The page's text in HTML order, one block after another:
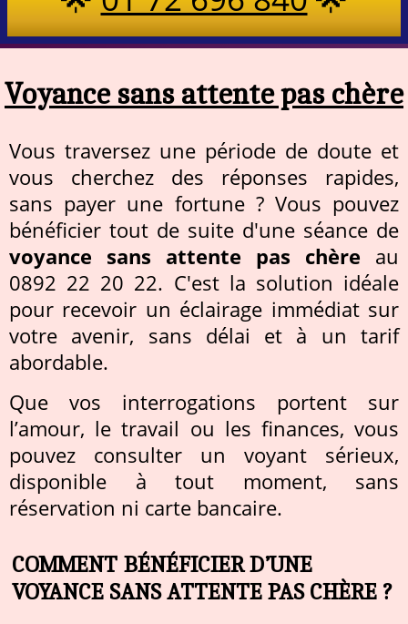
Voyance sans attente pas chère
Vous traversez une période de doute et
vous cherchez des réponses rapides,
sans payer une fortune ? Vous pouvez
bénéficier tout de suite d'une séance de
voyance sans attente pas chère au
0892 22 20 22. C'est la solution idéale
pour recevoir un éclairage immédiat sur
votre avenir, sans délai et à un tarif
abordable.
Que vos interrogations portent sur
l’amour, le travail ou les finances, vous
pouvez consulter un voyant sérieux,
disponible à tout moment, sans
réservation ni carte bancaire.
COMMENT BÉNÉFICIER D’UNE
VOYANCE SANS ATTENTE PAS CHÈRE ?